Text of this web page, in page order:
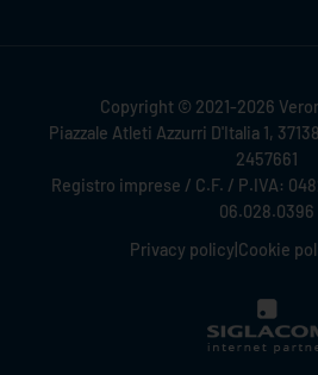
Copyright © 2021-2026
Piazzale Atleti Azzurri D'Italia 1,
2457661
Registro imprese / C.F. / P.IVA:
06.028.0396
Privacy policy Cookie